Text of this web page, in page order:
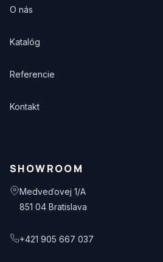
O nás
Katalóg
Referencie
Kontakt
SHOWROOM
Medveďovej 1/A
851 04 Bratislava
+421 905 667 037